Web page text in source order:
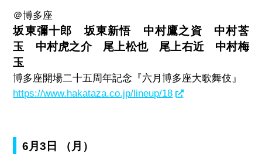
＠博多座
坂東彌十郎 坂東新悟 中村鷹之資 中村莟
玉 中村虎之介 尾上松也 尾上右近 中村梅
玉
博多座開場二十五周年記念『六月博多座大歌舞伎』
https://www.hakataza.co.jp/lineup/18
6月3日 （月）